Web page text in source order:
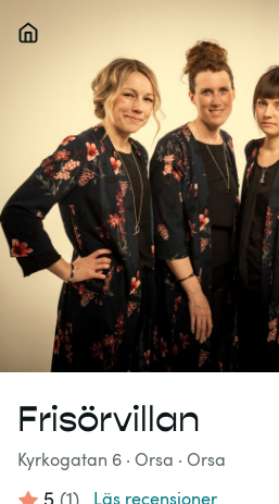
Frisörvillan
Kyrkogatan 6 · Orsa · Orsa
5 (1) Läs recensioner